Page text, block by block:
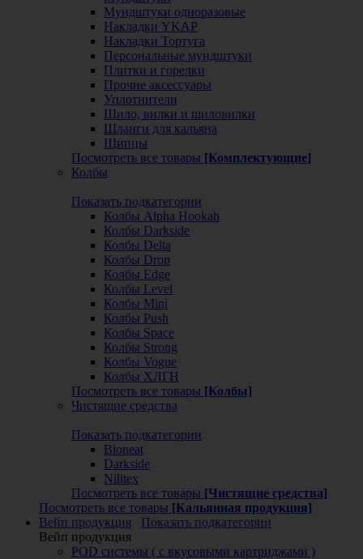
Мундштуки одноразовые
Накладки YKAP
Накладки Тортуга
Персональные мундштуки
Плитки и горелки
Прочие аксессуары
Уплотнители
Шило, вилки и шиловилки
Шланги для кальяна
Щипцы
Посмотреть все товары [Комплектующие]
Колбы
Показать подкатегории
Колбы Alpha Hookah
Колбы Darkside
Колбы Delta
Колбы Drop
Колбы Edge
Колбы Level
Колбы Mini
Колбы Push
Колбы Space
Колбы Strong
Колбы Vogue
Колбы ХЛГН
Посмотреть все товары [Колбы]
Чистящие средства
Показать подкатегории
Bioneat
Darkside
Nilitex
Посмотреть все товары [Чистящие средства]
Посмотреть все товары [Кальянная продукция]
Вейп продукция
Показать подкатегории
Вейп продукция
POD системы ( с вкусовыми картриджами )